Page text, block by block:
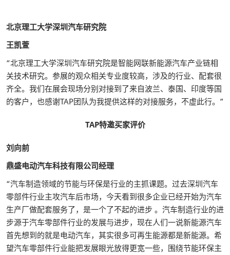
北京理工大学深圳汽车研究院
王凯萱
“北京理工大学深圳汽车研究院是智能网联新能源汽车产业链相
关技术研究。参展的观众相关专业度较高，涉及的行业、配套很
齐全。我们在展会现场分别对接到了来自波兰、泰国、印度等国
的客户，也感谢TAP团队为我提供这样的对接服务，不虚此行。”
TAP特邀买家评价
刘向前
鼎盛电动汽车科技有限公司经理
“汽车制造领域的节能与环保是行业的主抓课题。过去深圳汽车
零部件行业主攻汽车后市场，今天看到很多企业已经开始为汽车
生产厂做配套服务了，是一个了不起的进步 。汽车制造行业的进
步源于汽车零部件行业的发展与进步，现在人们一说新能源汽车
首先想到的就是电动汽车，其实很多可再生能源都是新能源。希
望汽车零部件行业能把发展眼光放得更宽一些，围绕节能环保主